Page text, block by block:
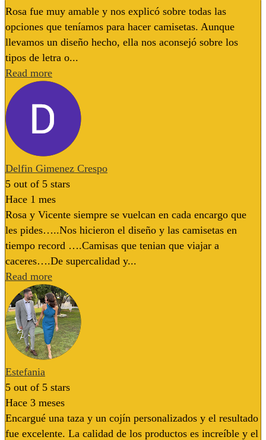
Rosa fue muy amable y nos explicó sobre todas las
opciones que teníamos para hacer camisetas. Aunque
llevamos un diseño hecho, ella nos aconsejó sobre los
tipos de letra o...
Read more
Delfin Gimenez Crespo
5 out of 5 stars
Hace 1 mes
Rosa y Vicente siempre se vuelcan en cada encargo que
les pides…..Nos hicieron el diseño y las camisetas en
tiempo record ….Camisas que tenian que viajar a
caceres….De supercalidad y...
Read more
Estefania
5 out of 5 stars
Hace 3 meses
Encargué una taza y un cojín personalizados y el resultado
fue excelente. La calidad de los productos es increíble y el